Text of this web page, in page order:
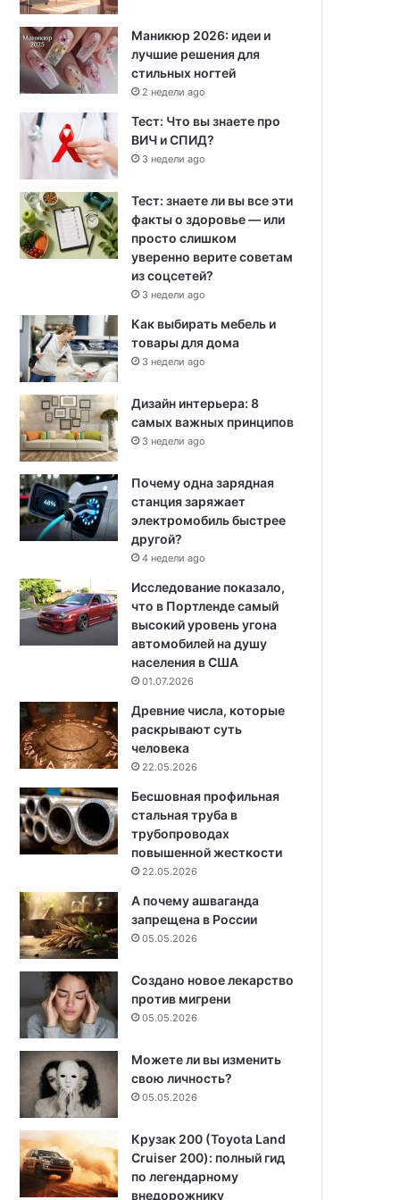
Маникюр 2026: идеи и
лучшие решения для
стильных ногтей
2 недели ago
Тест: Что вы знаете про
ВИЧ и СПИД?
3 недели ago
Тест: знаете ли вы все эти
факты о здоровье — или
просто слишком
уверенно верите советам
из соцсетей?
3 недели ago
Как выбирать мебель и
товары для дома
3 недели ago
Дизайн интерьера: 8
самых важных принципов
3 недели ago
Почему одна зарядная
станция заряжает
электромобиль быстрее
другой?
4 недели ago
Исследование показало,
что в Портленде самый
высокий уровень угона
автомобилей на душу
населения в США
01.07.2026
Древние числа, которые
раскрывают суть
человека
22.05.2026
Бесшовная профильная
стальная труба в
трубопроводах
повышенной жесткости
22.05.2026
А почему ашваганда
запрещена в России
05.05.2026
Создано новое лекарство
против мигрени
05.05.2026
Можете ли вы изменить
свою личность?
05.05.2026
Крузак 200 (Toyota Land
Cruiser 200): полный гид
по легендарному
внедорожнику